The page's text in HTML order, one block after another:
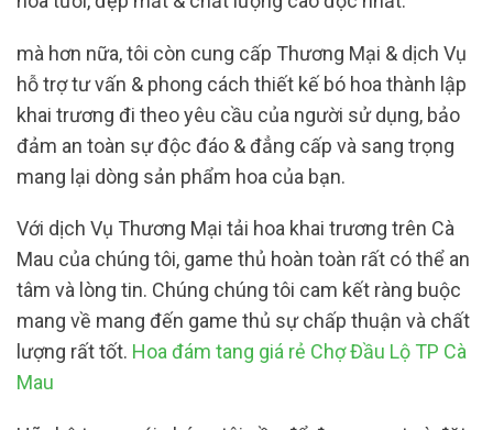
mà hơn nữa, tôi còn cung cấp Thương Mại & dịch Vụ
hỗ trợ tư vấn & phong cách thiết kế bó hoa thành lập
khai trương đi theo yêu cầu của người sử dụng, bảo
đảm an toàn sự độc đáo & đẳng cấp và sang trọng
mang lại dòng sản phẩm hoa của bạn.
Với dịch Vụ Thương Mại tải hoa khai trương trên Cà
Mau của chúng tôi, game thủ hoàn toàn rất có thể an
tâm và lòng tin. Chúng chúng tôi cam kết ràng buộc
mang về mang đến game thủ sự chấp thuận và chất
lượng rất tốt. Hoa đám tang giá rẻ Chợ Đầu Lộ TP Cà
Mau